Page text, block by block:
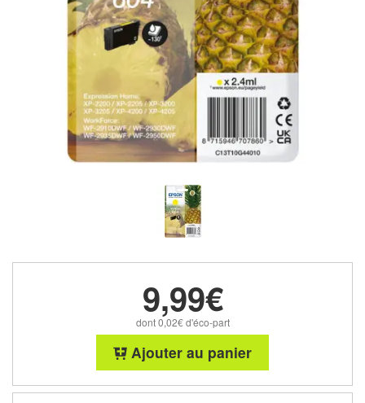
9,99€
dont 0,02€ d'éco-part
Ajouter au panier